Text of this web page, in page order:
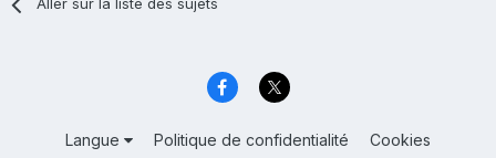
Aller sur la liste des sujets
Langue Politique de confidentialité Cookies